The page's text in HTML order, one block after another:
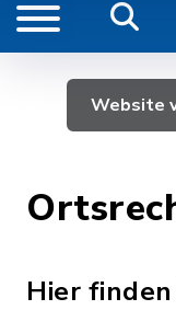
Website
Hier